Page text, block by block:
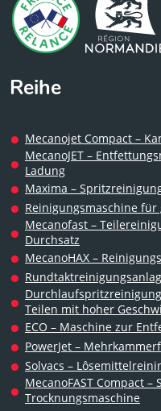
Reihe
Mecanojet Compact –
MecanoJET –
Ladung
Maxima –
Reinigungsmaschine
Mecanofast –
Durchsatz
MecanoHAX –
Teilen mit hoher
ECO – Maschine zur
PowerJet –
Solvacs –
MecanoFAST Compact
Trocknungsmaschine